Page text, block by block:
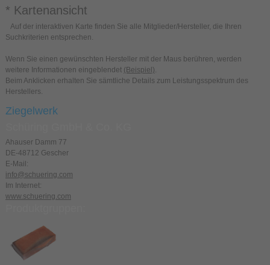
* Kartenansicht
Auf der interaktiven Karte finden Sie alle Mitglieder/Hersteller, die Ihren
Suchkriterien entsprechen.
Wenn Sie einen gewünschten Hersteller mit der Maus berühren, werden
weitere Informationen eingeblendet (Beispiel).
Beim Anklicken erhalten Sie sämtliche Details zum Leistungsspektrum des
Herstellers.
Ziegelwerk
Ahauser Damm 77
DE-48712 Gescher
E-Mail:
info@schuering.com
Im Internet:
www.schuering.com